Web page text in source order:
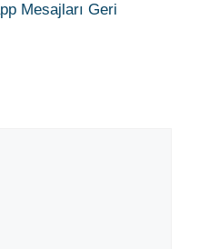
Mesajları Geri